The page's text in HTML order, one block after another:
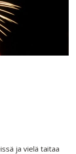
ja vielä taitaa